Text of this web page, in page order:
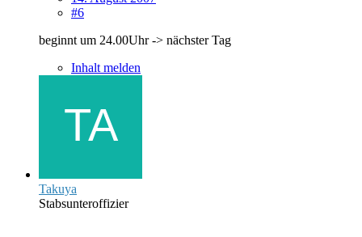
#6
beginnt um 24.00Uhr -> nächster Tag
Inhalt melden
Takuya
Stabsunteroffizier